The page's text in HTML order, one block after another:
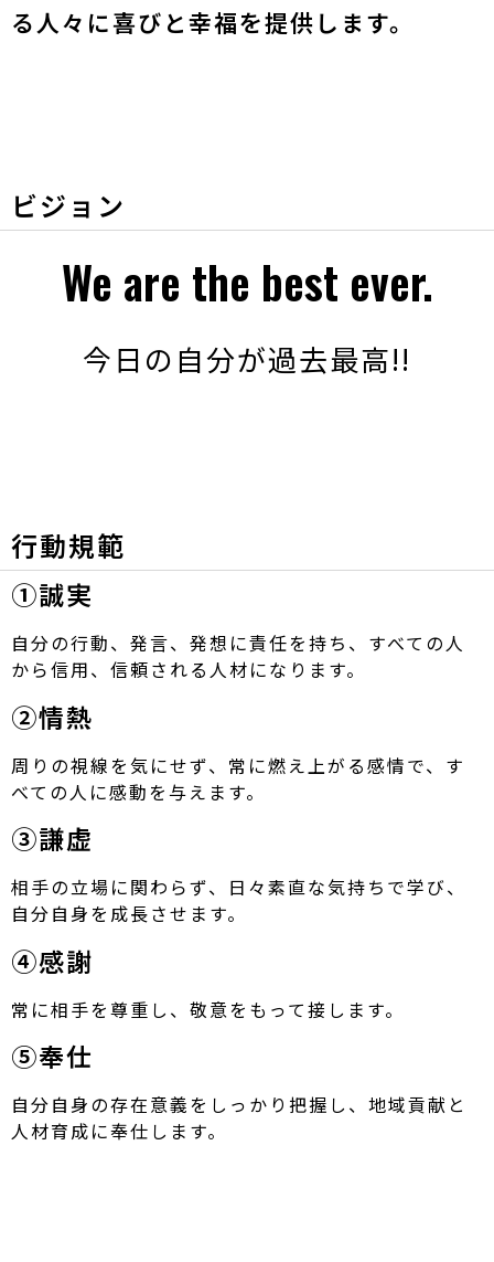
る人々に喜びと幸福を提供します。
ビジョン
We are the best ever.
今日の自分が過去最高!!
行動規範
①誠実
自分の行動、発言、発想に責任を持ち、すべての人
から信用、信頼される人材になります。
②情熱
周りの視線を気にせず、常に燃え上がる感情で、す
べての人に感動を与えます。
③謙虚
相手の立場に関わらず、日々素直な気持ちで学び、
自分自身を成長させます。
④感謝
常に相手を尊重し、敬意をもって接します。
⑤奉仕
自分自身の存在意義をしっかり把握し、地域貢献と
人材育成に奉仕します。